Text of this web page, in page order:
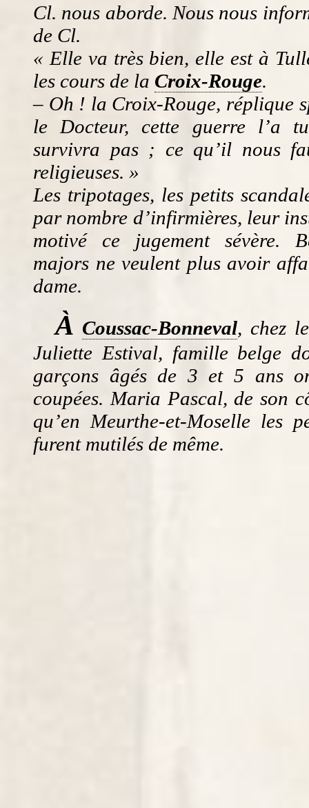
Cl. nous aborde. Nous nous
de Cl.
« Elle va très bien, elle est à
les cours de la Croix-Rouge.
– Oh ! la Croix-Rouge, réplique
le Docteur, cette guerre l’a
survivra pas ; ce qu’il nous
religieuses. »
Les tripotages, les petits
par nombre d’infirmières, leur
motivé ce jugement sévère.
majors ne veulent plus avoir
dame.
À Coussac-Bonneval, chez
Juliette Estival, famille belge
garçons âgés de 3 et 5 ans
coupées. Maria Pascal, de son
qu’en Meurthe-et-Moselle les
furent mutilés de même.